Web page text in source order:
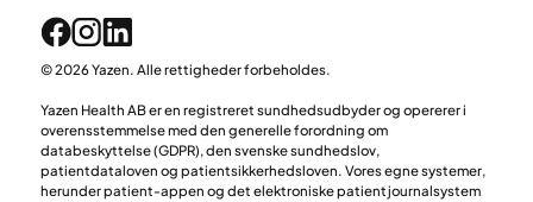
© 2026 Yazen. Alle rettigheder forbeholdes.
Yazen Health AB er en registreret sundhedsudbyder og opererer i
overensstemmelse med den generelle forordning om
databeskyttelse (GDPR), den svenske sundhedslov,
patientdataloven og patientsikkerhedsloven. Vores egne systemer,
herunder patient-appen og det elektroniske patientjournalsystem